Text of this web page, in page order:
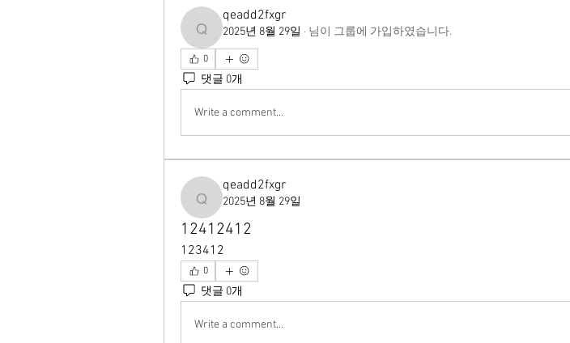
qeadd2fxgr
qeadd2fxgr
2025년 8월 29일 · 님이 그룹에 가입하였습니다.
0
댓글 0개
Write a comment...
qeadd2fxgr
qeadd2fxgr
2025년 8월 29일
12412412
123412
0
댓글 0개
Write a comment...